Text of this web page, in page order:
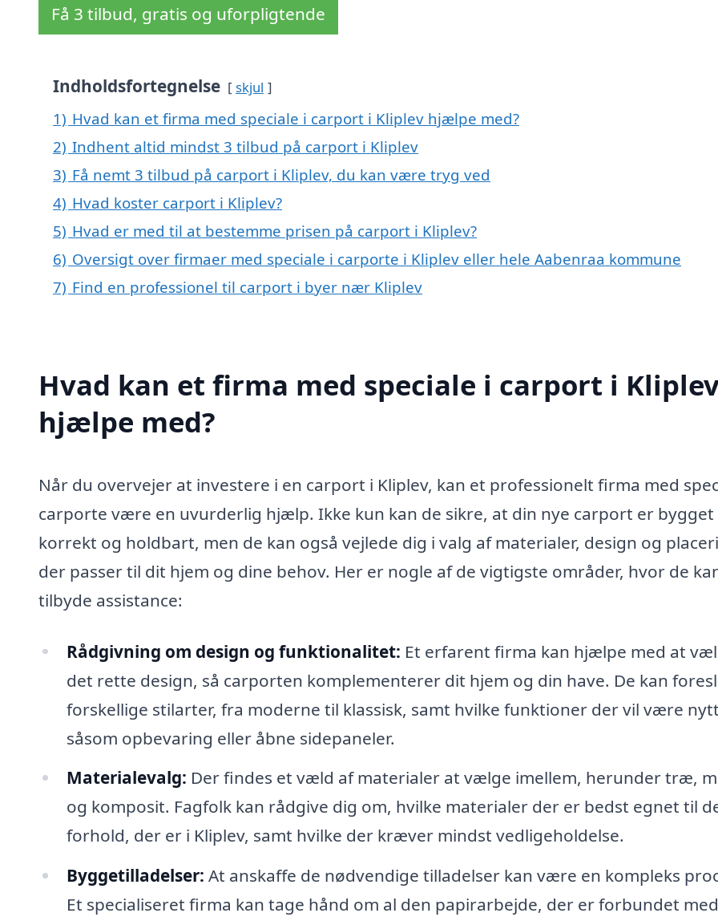
Få 3 tilbud, gratis og uforpligtende
Indholdsfortegnelse skjul
1) Hvad kan et firma med speciale i carport i Kliplev hjælpe med?
2) Indhent altid mindst 3 tilbud på carport i Kliplev
3) Få nemt 3 tilbud på carport i Kliplev, du kan være tryg ved
4) Hvad koster carport i Kliplev?
5) Hvad er med til at bestemme prisen på carport i Kliplev?
6) Oversigt over firmaer med speciale i carporte i Kliplev eller hele Aabenraa kommune
7) Find en professionel til carport i byer nær Kliplev
Hvad kan et firma med speciale i carport i
hjælpe med?
Når du overvejer at investere i en carport i Kliplev, kan et professionelt firma med
carporte være en uvurderlig hjælp. Ikke kun kan de sikre, at din nye carport er bygget
korrekt og holdbart, men de kan også vejlede dig i valg af materialer, design og
der passer til dit hjem og dine behov. Her er nogle af de vigtigste områder, hvor de
tilbyde assistance:
Rådgivning om design og funktionalitet: Et erfarent firma kan hjælpe med at
det rette design, så carporten komplementerer dit hjem og din have. De kan
forskellige stilarter, fra moderne til klassisk, samt hvilke funktioner der vil være
såsom opbevaring eller åbne sidepaneler.
Materialevalg: Der findes et væld af materialer at vælge imellem, herunder træ,
og komposit. Fagfolk kan rådgive dig om, hvilke materialer der er bedst egnet til
forhold, der er i Kliplev, samt hvilke der kræver mindst vedligeholdelse.
Byggetilladelser: At anskaffe de nødvendige tilladelser kan være en kompleks
Et specialiseret firma kan tage hånd om al den papirarbejde, der er forbundet med